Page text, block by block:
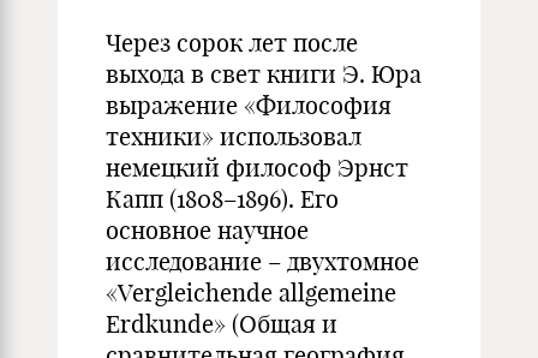
Через сорок лет после
выхода в свет книги Э. Юра
выражение «Философия
техники» использовал
немецкий философ Эрнст
Капп (1808–1896). Его
основное научное
исследование – двухтомное
«Vergleichende allgemeine
Erdkunde» (Общая и